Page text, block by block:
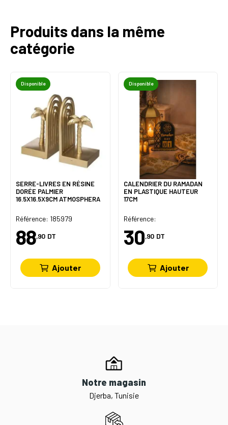
Produits dans la même
catégorie
Disponible
SERRE-LIVRES EN RÉSINE
DORÉE PALMIER
16.5X16.5X9CM ATMOSPHERA
Référence: 185979
88,90 DT
Ajouter
Disponible
CALENDRIER DU RAMADAN
EN PLASTIQUE HAUTEUR
17CM
Référence:
30,90 DT
Ajouter
Notre magasin
Djerba, Tunisie